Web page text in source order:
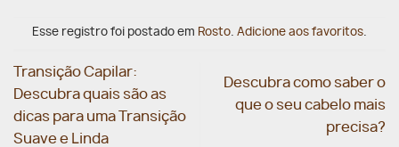
Esse registro foi postado em Rosto. Adicione aos favoritos.
Transição Capilar:
Descubra quais são as
dicas para uma Transição
Suave e Linda
Descubra como saber o
que o seu cabelo mais
precisa?